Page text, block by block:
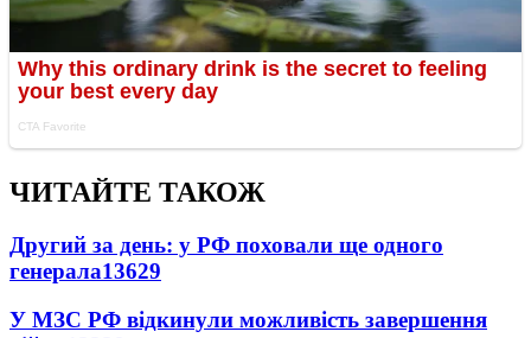
ЧИТАЙТЕ ТАКОЖ
Другий за день: у РФ поховали ще одного
генерала13629
У МЗС РФ відкинули можливість завершення